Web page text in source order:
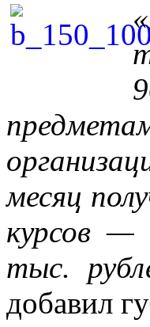
месяц
курсов —
тыс.
добавил